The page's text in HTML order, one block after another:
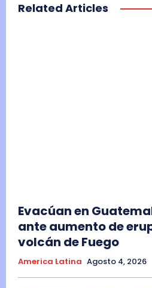
Related Articles
Evacúan en
ante aumento de
volcán de Fuego
America Latina Agosto 4, 2026